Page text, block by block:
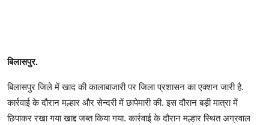
बिलासपुर.
बिलासपुर जिले में खाद की कालाबाजारी पर जिला प्रशासन का एक्शन जारी है.
कार्रवाई के दौरान मल्हार और सेन्दरी में छापेमारी की. इस दौरान बड़ी मात्रा में
छिपाकर रखा गया खाद्द जब्त किया गया. कार्रवाई के दौरान मल्हार स्थित अग्रवाल